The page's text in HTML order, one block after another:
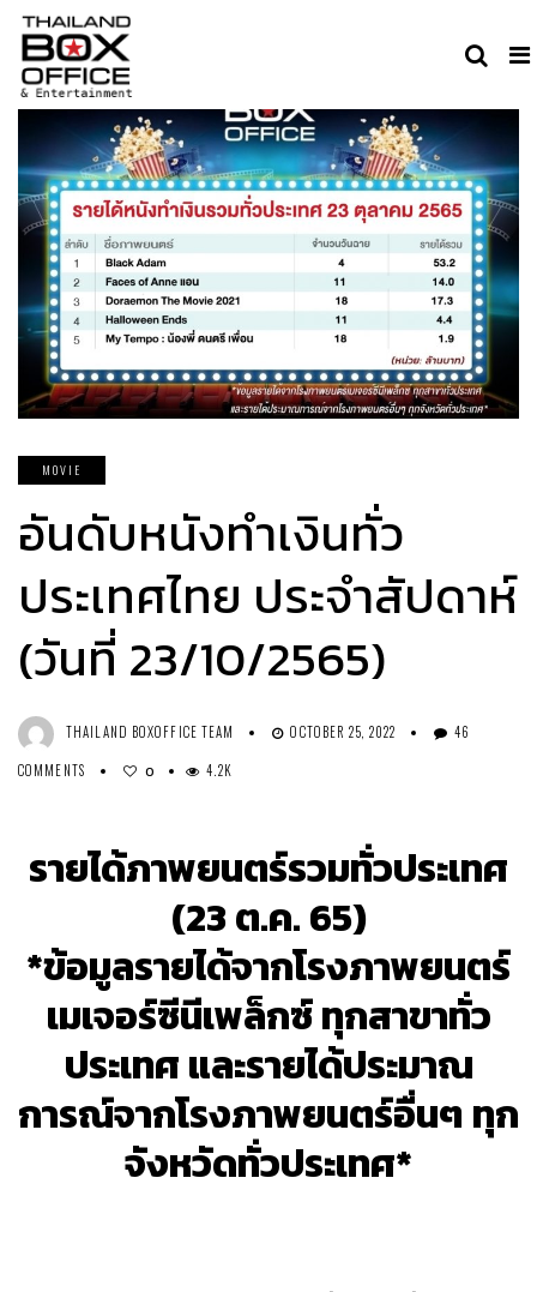
MOVIE
อันดับหนังทำเงินทั่ว
ประเทศไทย ประจำสัปดาห์
(วันที่ 23/10/2565)
THAILAND BOXOFFICE TEAM OCTOBER 25, 2022
46
COMMENTS
0 4.2K
รายได้ภาพยนตร์รวมทั่วประเทศ
(23 ต.ค. 65)
*ข้อมูลรายได้จากโรงภาพยนตร์
เมเจอร์ซีนีเพล็กซ์ ทุกสาขาทั่ว
ประเทศ และรายได้ประมาณ
การณ์จากโรงภาพยนตร์อื่นๆ ทุก
จังหวัดทั่วประเทศ*